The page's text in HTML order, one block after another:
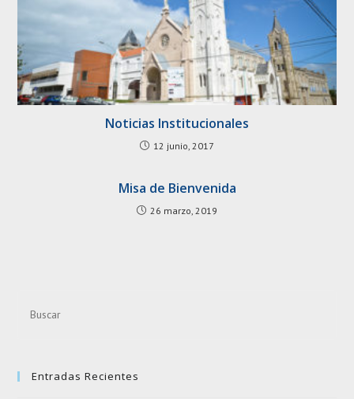
Noticias Institucionales
12 junio, 2017
Misa de Bienvenida
26 marzo, 2019
Entradas Recientes